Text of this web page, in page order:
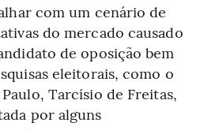
com um cenário de
do mercado causado
de oposição bem
eleitorais, como o
Tarcísio de Freitas,
por alguns